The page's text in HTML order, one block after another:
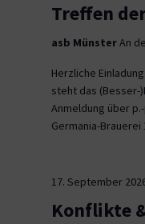
Treffen
asb MünsterAn
Herzliche
steht das (Besser-
Anmeldung über
Germania-Brauerei
17. September
Konflikte